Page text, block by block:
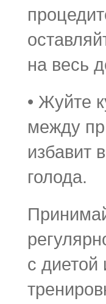
на весь
• Жуйте
между
избавит
голода.
с диетой